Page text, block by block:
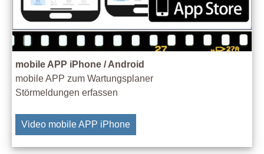
mobile APP iPhone / Android
mobile APP zum Wartungsplaner
Störmeldungen erfassen
Video mobile APP iPhone